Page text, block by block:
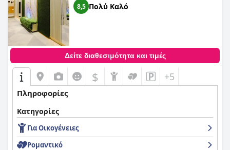
8,5 Πολύ Καλό
Δείτε διαθεσιμότητα και τιμές
$ +5
Πληροφορίες
Κατηγορίες
Για Οικογένειες
Ρομαντικό